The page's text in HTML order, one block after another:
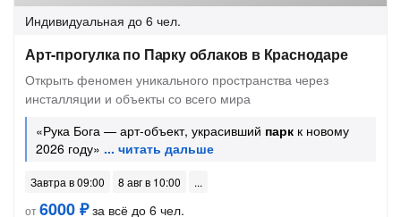
Индивидуальная до 6 чел.
Арт-прогулка по Парку облаков в Краснодаре
Открыть феномен уникального пространства через
инсталляции и объекты со всего мира
«Рука Бога — арт-объект, украсивший парк к новому
2026 году»
Завтра в 09:00
8 авг в 10:00
от6000 ₽за всё до 6 чел.